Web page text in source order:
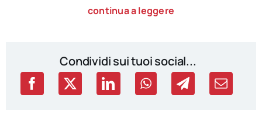
continua a leggere
Condividi sui tuoi social...